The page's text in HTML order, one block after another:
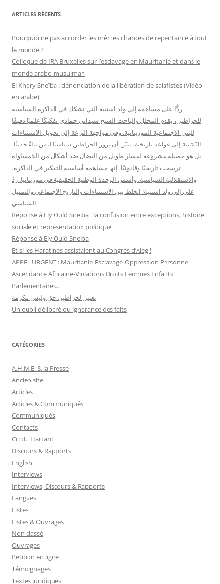
h
r
c
h
r
ARTICLES RÉCENTS
Pourquoi ne pas accorder les mêmes chances de repentance à tout
le monde ?
Colloque de IRA Bruxelles sur l’esclavage en Mauritanie et dans le
monde arabo-musulman
El Khory Sneïba : dénonciation de la libération de salafistes (Vidéo
en arabe)
ردًّا على مساهمة إلي ولد اسنيبة التي تشكك في الذاكرة السياسية
للحراطين، يقدم المحلل والباحث الشيخ سيداتي حمادي تفكيكًا علميًا دقيقًا
للبنى الاجتماعية الموريتانية. وفي مواجهة النزعة إلى تحويل الاستثناءات
النَّسَبية إلى قواعد تاريخية، يبيّن أن بروز الحراطين سياسيًا ليس بناءً حديثًا،
بل هو حصيلة مشروعة لمسار طويل من النضال ضد أشكال من اللامساواة
ترسخت تاريخيًا وقانونيًا. إنها مساهمة أساسية للتفكير في الذاكرة،
والاستقلالية السياسية، وأسس الوحدة الوطنية الحقيقية في موريتانيا. ردّ
على إلي ولد اسنيبة: الخلط بين الاستثناءات والتاريخ الاجتماعي والتمثيل
السياسي
Réponse à Ely Ould Sneiba : la confusion entre exceptions, histoire
sociale et représentation politique.
Réponse à Ely Ould Sneiba
Et si les Haratines assistaient au Congrès d’Aleg !
APPEL URGENT : Mauritanie-Esclavage-Oppression Personne
Ascendance Africaine-Violations Droits Femmes Enfants
Parlementaires…
تعيين لحراطين حق وليس مكرمة
Un oubli déliberé ou ignorance des faits
CATÉGORIES
A.H.M.E. & la Presse
Ancien site
Articles
Articles & Communiqués
Communiqués
Contacts
Cri du Hartani
Discours & Rapports
English
Interviews
Interviews, Discours & Rapports
Langues
Listes
Listes & Ouvrages
Non classé
Ouvrages
Pétition en ligne
Témoignages
Textes juridiques